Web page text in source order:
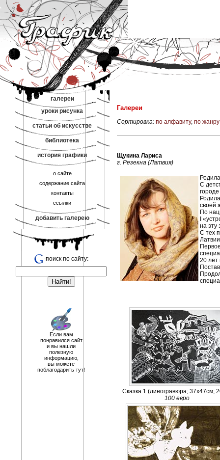
галереи
уроки рисунка
статьи об искусстве
библиотека
история графики
о сайте
содержание сайта
контакты
ссылки
добавить галерею
-поиск по сайту:
Если вам
понравился сайт
и вы нашли
полезную
информацию,
вы можете
поблагодарить тут!
Галереи
Сортировка: по алфавиту, по
Щукина Лариса
г. Резекна (Латвия)
С
своей
По
I
на эту
С тех
20 лет
Сказка 1 (линогравюра; 37х47см;
100 евро